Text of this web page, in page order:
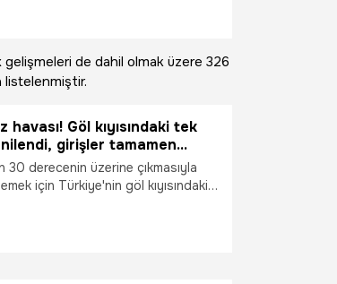
gelişmeleri de dahil olmak üzere 326
listelenmiştir.
Göl kıyısındaki tek
girişler tamamen
30 derecenin üzerine çıkmasıyla
için Türkiye'nin göl kıyısındaki
ardından daha önce ücretli